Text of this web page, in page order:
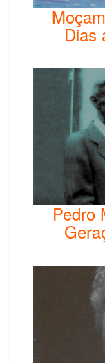
Dias
Pedro